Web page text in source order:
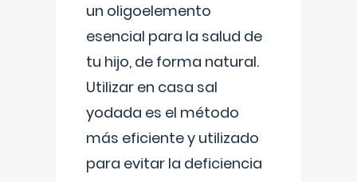
un oligoelemento
esencial para la salud de
tu hijo, de forma natural.
Utilizar en casa sal
yodada es el método
más eficiente y utilizado
para evitar la deficiencia